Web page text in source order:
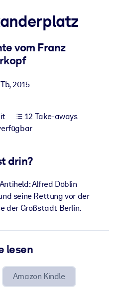
Belegschaft auf.
Wissen in Ihr LMS/LXP für
mit
vom Franz
,2015
12 Take-aways
drin?
Alfred Döblin
seine Rettung vor der
der Großstadt Berlin.
lesen
Amazon Kindle